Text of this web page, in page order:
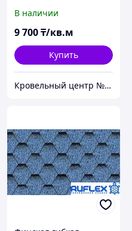
В наличии
9 700₸/кв.м
Купить
Кровельный центр №1 - Премиальные материалы, гибкая черепица, композитная черепица в Алматы